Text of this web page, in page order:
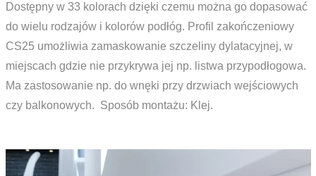
Dostępny w 33 kolorach dzięki czemu można go dopasować
do wielu rodzajów i kolorów podłóg. Profil zakończeniowy
CS25 umożliwia zamaskowanie szczeliny dylatacyjnej, w
miejscach gdzie nie przykrywa jej np. listwa przypodłogowa.
Ma zastosowanie np. do wnęki przy drzwiach wejściowych
czy balkonowych. Sposób montażu: Klej.